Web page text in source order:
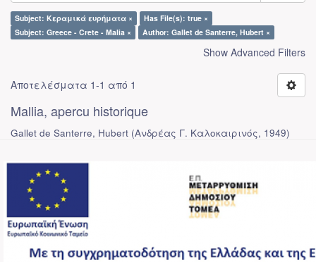
Subject: Κεραμικά ευρήματα ×
Has File(s): true ×
Subject: Greece - Crete - Malia ×
Author: Gallet de Santerre, Hubert ×
Show Advanced Filters
Αποτελέσματα 1-1 από 1
Mallia, apercu historique
Gallet de Santerre, Hubert (Ανδρέας Γ. Καλοκαιρινός, 1949)